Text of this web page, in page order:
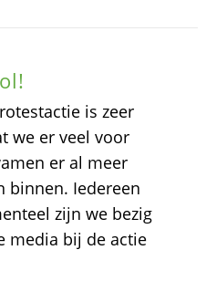
is zeer
we er veel voor
er al meer
binnen. Iedereen
zijn we bezig
media bij de actie